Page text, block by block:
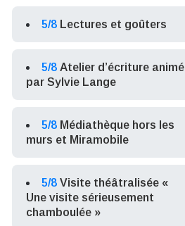
5/8 Lectures et goûters
5/8 Atelier d’écriture animé
par Sylvie Lange
5/8 Médiathèque hors les
murs et Miramobile
5/8 Visite théâtralisée «
Une visite sérieusement
chamboulée »